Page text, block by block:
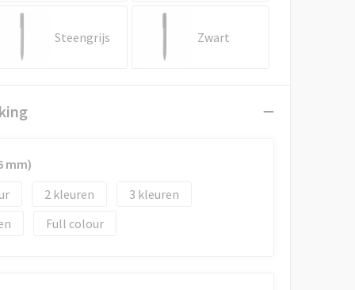
Steengrijs Zwart
mm)
2
3
Full colour